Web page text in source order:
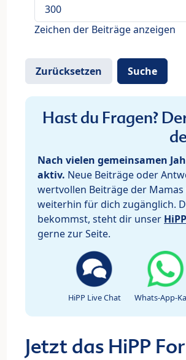
Zeichen der Beiträge anzeigen
Hast du Fragen?
Nach vielen gemeinsamen
aktiv. Neue Beiträge oder
wertvollen Beiträge der
weiterhin für dich zugänglich.
bekommst, steht dir unser
gerne zur Seite.
HiPP Live Chat Whats-App-
Jetzt das HiPP